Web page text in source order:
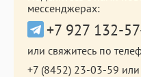
мессенджерах:
+7 927 132-
или свяжитесь по
+7 (8452) 23-03-59 или